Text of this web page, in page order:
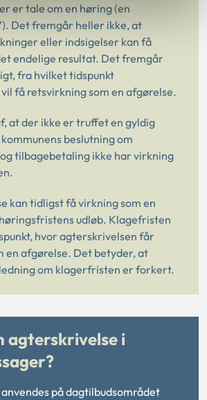
er tale om en høring (en
Det fremgår heller ikke, at
eller indsigelser kan få
endelige resultat. Det fremgår
fra hvilket tidspunkt
få retsvirkning som en afgørelse.
at der ikke er truffet en gyldig
beslutning om
tilbagebetaling ikke har virkning
kan tidligst få virkning som en
udløb. Klagefristen
hvor agterskrivelsen får
en afgørelse. Det betyder, at
om klagerfristen er forkert.
agterskrivelse i
på dagtilbudsområdet